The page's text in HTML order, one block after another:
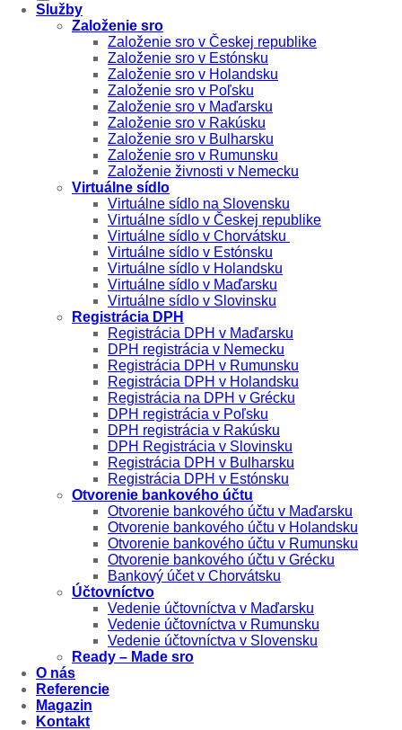
Služby
Založenie sro
Založenie sro v Českej republike
Založenie sro v Estónsku
Založenie sro v Holandsku
Založenie sro v Poľsku
Založenie sro v Maďarsku
Založenie sro v Rakúsku
Založenie sro v Bulharsku
Založenie sro v Rumunsku
Založenie živnosti v Nemecku
Virtuálne sídlo
Virtuálne sídlo na Slovensku
Virtuálne sídlo v Českej republike
Virtuálne sídlo v Chorvátsku
Virtuálne sídlo v Estónsku
Virtuálne sídlo v Holandsku
Virtuálne sídlo v Maďarsku
Virtuálne sídlo v Slovinsku
Registrácia DPH
Registrácia DPH v Maďarsku
DPH registrácia v Nemecku
Registrácia DPH v Rumunsku
Registrácia DPH v Holandsku
Registrácia na DPH v Grécku
DPH registrácia v Poľsku
DPH registrácia v Rakúsku
DPH Registrácia v Slovinsku
Registrácia DPH v Bulharsku
Registrácia DPH v Estónsku
Otvorenie bankového účtu
Otvorenie bankového účtu v Maďarsku
Otvorenie bankového účtu v Holandsku
Otvorenie bankového účtu v Rumunsku
Otvorenie bankového účtu v Grécku
Bankový účet v Chorvátsku
Účtovníctvo
Vedenie účtovníctva v Maďarsku
Vedenie účtovníctva v Rumunsku
Vedenie účtovníctva v Slovensku
Ready – Made sro
O nás
Referencie
Magazin
Kontakt